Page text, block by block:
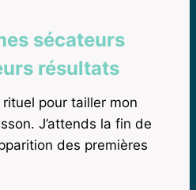
sécateurs
résultats
pour tailler mon
J’attends la fin de
des premières